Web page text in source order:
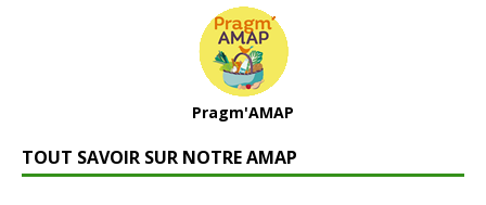
Pragm'AMAP
TOUT SAVOIR SUR NOTRE AMAP